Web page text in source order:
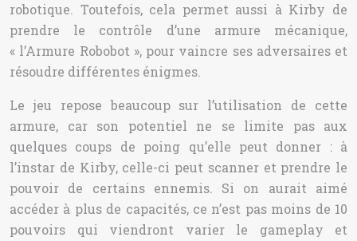
robotique. Toutefois, cela permet aussi à Kirby de
prendre le contrôle d’une armure mécanique,
« l’Armure Robobot », pour vaincre ses adversaires et
résoudre différentes énigmes.
Le jeu repose beaucoup sur l’utilisation de cette
armure, car son potentiel ne se limite pas aux
quelques coups de poing qu’elle peut donner : à
l’instar de Kirby, celle-ci peut scanner et prendre le
pouvoir de certains ennemis. Si on aurait aimé
accéder à plus de capacités, ce n’est pas moins de 10
pouvoirs qui viendront varier le gameplay et